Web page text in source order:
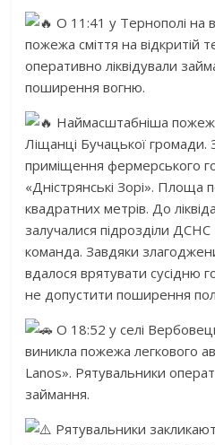
О 11:41 у Тернополі на
пожежа сміття на відкритій
оперативно ліквідували
поширення вогню.
Наймасштабніша
Ліщанці Бучацької громади.
приміщення фермерського
«Дністрянські Зорі». Площа
квадратних метрів. До
залучалися підрозділи
команда. Завдяки
вдалося врятувати сусідню
не допустити поширення
О 18:52 у селі
виникла пожежа легкового
Lanos». Рятувальники
займання.
Рятувальники